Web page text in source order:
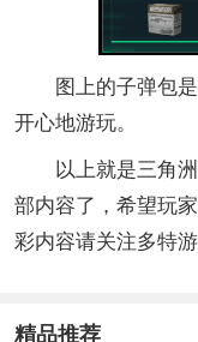
图上的子弹包是
开心地游玩。
以上就是三角洲
部内容了，希望玩
彩内容请关注多特游
精品推荐